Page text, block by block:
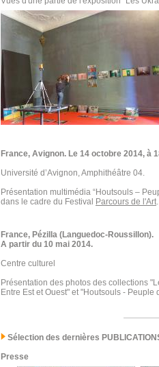
France, Avignon. Le 14 octobre 2014, à
Université d’Avignon, Amphithéâtre 04.
Présentation multimédia “Houtsouls –
dans le cadre du Festival Parcours de l'Art.
France, Pézilla (Languedoc-Roussillon).
A partir du 10 mai 2014.
Centre culturel
Présentation des photos des collections
Entre Est et Ouest" et "Houtsouls - Peuple
Sélection des dernières
Presse